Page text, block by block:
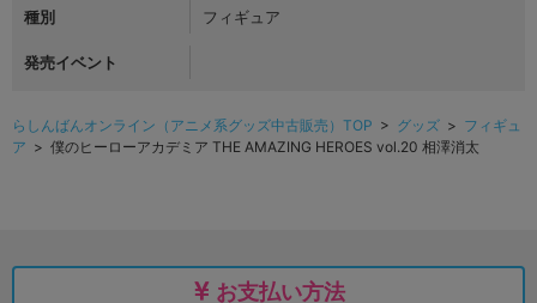
種別 フィギュア
発売イベント
らしんばんオンライン（アニメ系グッズ中古販売）TOP > グッズ > フィギュ
ア > 僕のヒーローアカデミア THE AMAZING HEROES vol.20 相澤消太
お支払い方法